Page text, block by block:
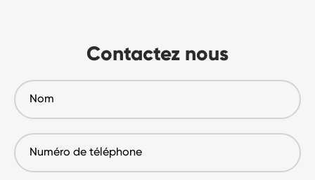
Contactez nous
Nom
Numéro
de